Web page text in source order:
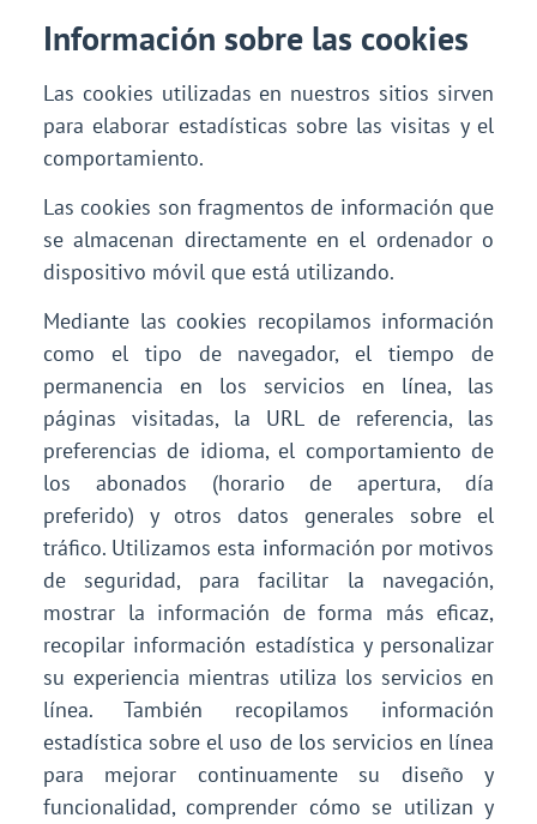
Información sobre las cookies
Las cookies utilizadas en nuestros sitios sirven
para elaborar estadísticas sobre las visitas y el
comportamiento.
Las cookies son fragmentos de información que
se almacenan directamente en el ordenador o
dispositivo móvil que está utilizando.
Mediante las cookies recopilamos información
como el tipo de navegador, el tiempo de
permanencia en los servicios en línea, las
páginas visitadas, la URL de referencia, las
preferencias de idioma, el comportamiento de
los abonados (horario de apertura, día
preferido) y otros datos generales sobre el
tráfico. Utilizamos esta información por motivos
de seguridad, para facilitar la navegación,
mostrar la información de forma más eficaz,
recopilar información estadística y personalizar
su experiencia mientras utiliza los servicios en
línea. También recopilamos información
estadística sobre el uso de los servicios en línea
para mejorar continuamente su diseño y
funcionalidad, comprender cómo se utilizan y